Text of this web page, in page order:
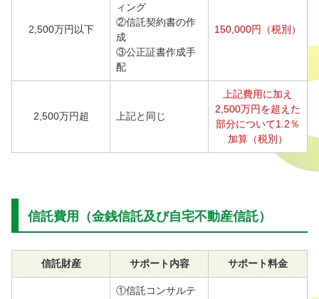
2,500万円以下
ィング
②信託契約書の作
成
③公正証書作成手
配
150,000円（税別）
2,500万円超 上記と同じ
上記費用に加え
2,500万円を超えた
部分について1.2％
加算（税別）
信託費用（金銭信託及び自宅不動産信託）
信託財産 サポート内容 サポート料金
①信託コンサルテ